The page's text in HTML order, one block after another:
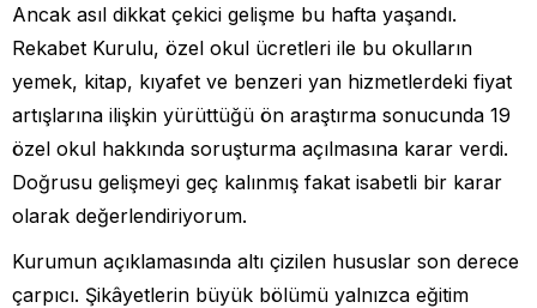
Ancak asıl dikkat çekici gelişme bu hafta yaşandı.
Rekabet Kurulu, özel okul ücretleri ile bu okulların
yemek, kitap, kıyafet ve benzeri yan hizmetlerdeki fiyat
artışlarına ilişkin yürüttüğü ön araştırma sonucunda 19
özel okul hakkında soruşturma açılmasına karar verdi.
Doğrusu gelişmeyi geç kalınmış fakat isabetli bir karar
olarak değerlendiriyorum.
Kurumun açıklamasında altı çizilen hususlar son derece
çarpıcı. Şikâyetlerin büyük bölümü yalnızca eğitim